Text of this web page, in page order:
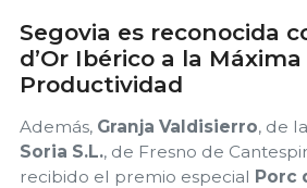
Segovia es reconocida
d’Or Ibérico a la Máxima
Productividad
Además, Granja Valdisierro, de
Soria S.L., de Fresno de
recibido el premio especial Porc